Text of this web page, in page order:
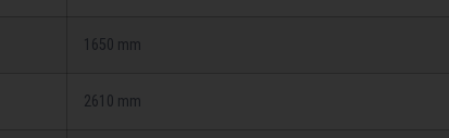
1650 mm
2610 mm